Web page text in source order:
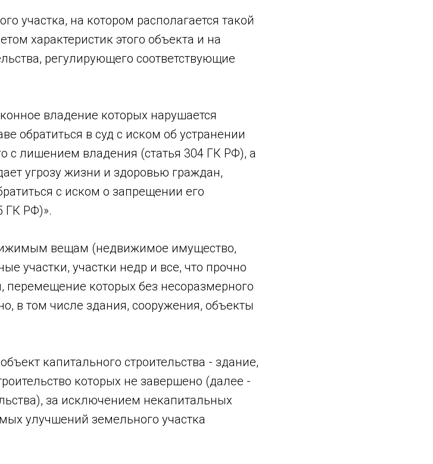
участка, на котором располагается такой
характеристик этого объекта и на
регулирующего соответствующие
владение которых нарушается
обратиться в суд с иском об устранении
с лишением владения (статья 304 ГК РФ), а
угрозу жизни и здоровью граждан,
с иском о запрещении его
ГК РФ)».
вещам (недвижимое имущество,
участки, участки недр и все, что прочно
перемещение которых без несоразмерного
в том числе здания, сооружения, объекты
капитального строительства - здание,
которых не завершено (далее -
за исключением некапитальных
улучшений земельного участка